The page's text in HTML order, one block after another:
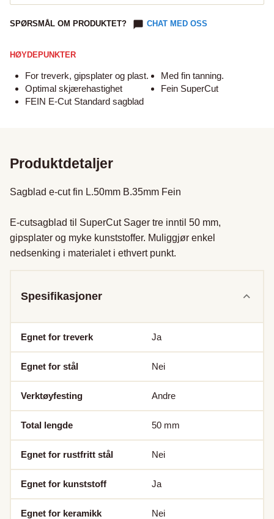
SPØRSMÅL OM PRODUKTET? CHAT MED OSS
HØYDEPUNKTER
For treverk, gipsplater og plast.
Optimal skjærehastighet
FEIN E-Cut Standard sagblad
Med fin tanning.
Fein SuperCut
Produktdetaljer
Sagblad e-cut fin L.50mm B.35mm Fein
E-cutsagblad til SuperCut Sager tre inntil 50 mm,
gipsplater og myke kunststoffer. Muliggjør enkel
nedsenking i materialet i ethvert punkt.
Spesifikasjoner
Egnet for treverk Ja
Egnet for stål Nei
Verktøyfesting Andre
Total lengde 50 mm
Egnet for rustfritt stål Nei
Egnet for kunststoff Ja
Egnet for keramikk Nei